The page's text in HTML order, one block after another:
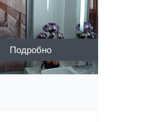
Подробно